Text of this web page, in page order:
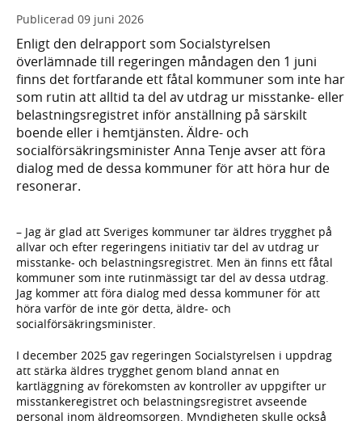
Publicerad 09 juni 2026
Enligt den delrapport som Socialstyrelsen
överlämnade till regeringen måndagen den 1 juni
finns det fortfarande ett fåtal kommuner som inte har
som rutin att alltid ta del av utdrag ur misstanke- eller
belastningsregistret inför anställning på särskilt
boende eller i hemtjänsten. Äldre- och
socialförsäkringsminister Anna Tenje avser att föra
dialog med de dessa kommuner för att höra hur de
resonerar.
– Jag är glad att Sveriges kommuner tar äldres trygghet på
allvar och efter regeringens initiativ tar del av utdrag ur
misstanke- och belastningsregistret. Men än finns ett fåtal
kommuner som inte rutinmässigt tar del av dessa utdrag.
Jag kommer att föra dialog med dessa kommuner för att
höra varför de inte gör detta, äldre- och
socialförsäkringsminister.
I december 2025 gav regeringen Socialstyrelsen i uppdrag
att stärka äldres trygghet genom bland annat en
kartläggning av förekomsten av kontroller av uppgifter ur
misstankeregistret och belastningsregistret avseende
personal inom äldreomsorgen. Myndigheten skulle också